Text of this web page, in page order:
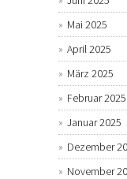
Mai 2025
April 2025
März 2025
Februar 2025
Januar 2025
Dezember
November